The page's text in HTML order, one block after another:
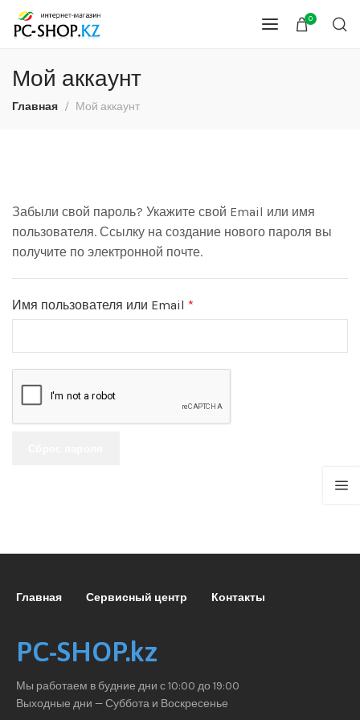
0
Мой аккаунт
Главная Мой аккаунт
Забыли свой пароль? Укажите свой Email или имя
пользователя. Ссылку на создание нового пароля вы
получите по электронной почте.
Имя пользователя или Email *
Главная Сервисный центр Контакты
PC-SHOP.kz
Мы работаем в будние дни с 10:00 до 19:00
Выходные дни — Суббота и Воскресенье